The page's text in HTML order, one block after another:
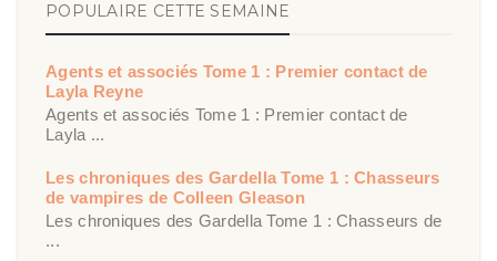
POPULAIRE CETTE SEMAINE
Agents et associés Tome 1 : Premier contact de
Layla Reyne
Agents et associés Tome 1 : Premier contact de
Layla ...
Les chroniques des Gardella Tome 1 : Chasseurs
de vampires de Colleen Gleason
Les chroniques des Gardella Tome 1 : Chasseurs de
...